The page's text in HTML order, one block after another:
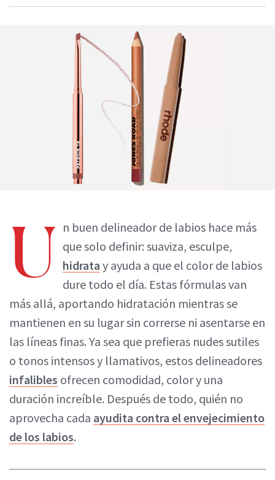
U n buen delineador de labios hace más
que solo definir: suaviza, esculpe,
hidrata y ayuda a que el color de labios
dure todo el día. Estas fórmulas van
más allá, aportando hidratación mientras se
mantienen en su lugar sin correrse ni asentarse en
las líneas finas. Ya sea que prefieras nudes sutiles
o tonos intensos y llamativos, estos delineadores
infalibles ofrecen comodidad, color y una
duración increíble. Después de todo, quién no
aprovecha cada ayudita contra el envejecimiento
de los labios.